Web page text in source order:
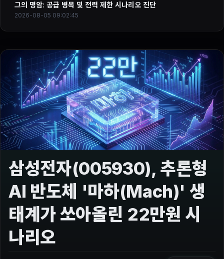
그의 명암: 공급 병목 및 전력 제한 시나리오 진단
2026-08-05 09:02:45
삼성전자(005930), 추론형
AI 반도체 '마하(Mach)' 생
태계가 쏘아올린 22만원 시
나리오